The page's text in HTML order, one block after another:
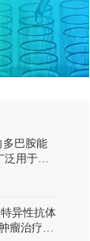
a
v
i
g
a
多巴胺能
泛用于构
发线粒
经典应
黑质致密
而可靠模
异性抗体
瘤治疗的